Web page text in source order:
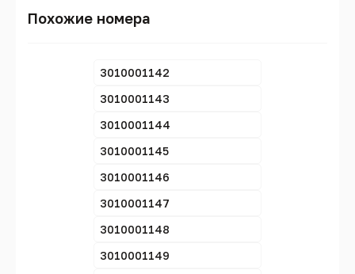
Похожие номера
3010001142
3010001143
3010001144
3010001145
3010001146
3010001147
3010001148
3010001149